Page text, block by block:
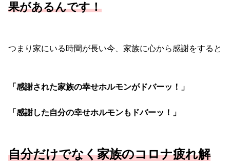
果があるんです！
つまり家にいる時間が長い今、家族に心から感謝をすると
「感謝された家族の幸せホルモンがドバーッ！」
「感謝した自分の幸せホルモンもドバーッ！」
自分だけでなく家族のコロナ疲れ解